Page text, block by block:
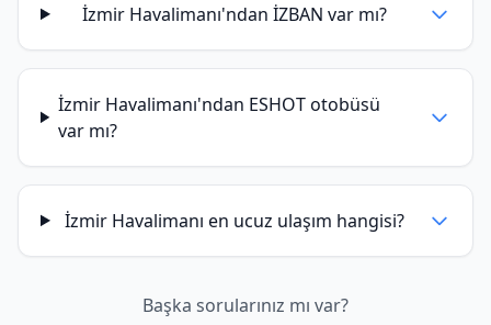
İzmir Havalimanı'ndan İZBAN var mı?
İzmir Havalimanı'ndan ESHOT otobüsü
var mı?
İzmir Havalimanı en ucuz ulaşım hangisi?
Başka sorularınız mı var?